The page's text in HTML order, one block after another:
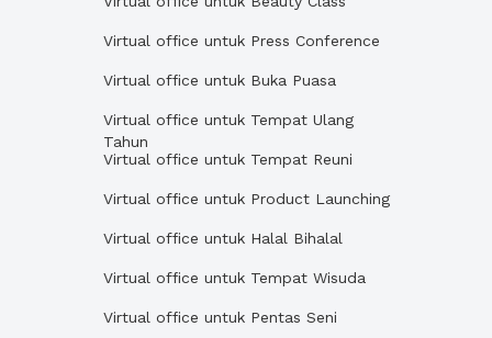
Virtual office untuk Press Conference
Virtual office untuk Buka Puasa
Virtual office untuk Tempat Ulang
Tahun
Virtual office untuk Tempat Reuni
Virtual office untuk Product Launching
Virtual office untuk Halal Bihalal
Virtual office untuk Tempat Wisuda
Virtual office untuk Pentas Seni